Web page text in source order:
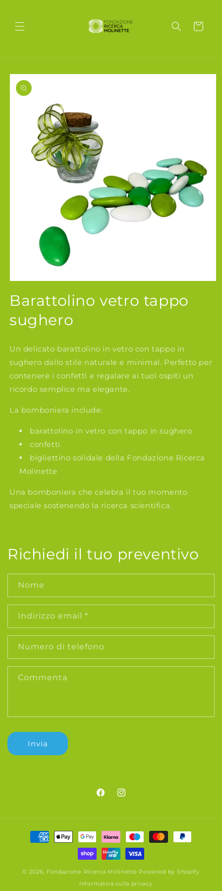
ai contenuti
Carrello
Passa alle
informazioni
sul prodotto
multimediali
1
finestra
modale
Barattolino vetro tappo
sughero
Un delicato barattolino in vetro con tappo in
sughero dallo stile naturale e minimal. Perfetto per
contenere i confetti e regalare ai tuoi ospiti un
ricordo semplice ma elegante.
La bomboniera include:
barattolino in vetro con tappo in sughero
confetti
bigliettino solidale della Fondazione Ricerca
Molinette
Una bomboniera che celebra il tuo momento
speciale sostenendo la ricerca scientifica.
Richiedi il tuo preventivo
Nome
Indirizzo email *
Numero di telefono
Commenta
Invia
FacebookInstagram
Metodi
© 2026, Fondazione Ricerca Molinette Powered by Shopify
Informativa sulla privacy